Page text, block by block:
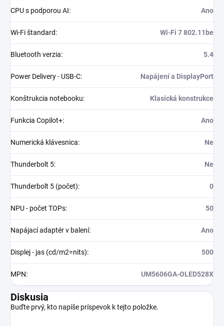
CPU s podporou AI: Ano
Wi-Fi štandard: Wi-Fi 7 802.11be
Bluetooth verzia: 5.4
Power Delivery - USB-C: Napájení a DisplayPort
Konštrukcia notebooku: Klasická konstrukce
Funkcia Copilot+: Ano
Numerická klávesnica: Ne
Thunderbolt 5: Ne
Thunderbolt 5 (počet): 0
NPU - počet TOPs: 50
Napájací adaptér v balení: Ano
Displej - jas (cd/m2=nits): 500
MPN: UM5606GA-OLED528X
Diskusia
Buďte prvý, kto napíše príspevok k tejto položke.